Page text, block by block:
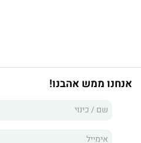
תאונת דרכים קשה שעברה והקשר
את פניה מקבלת אימה, אישה לא
אביה של נורה נעלם, אחותה הפרועה
אנחנו ממש אהבנו!